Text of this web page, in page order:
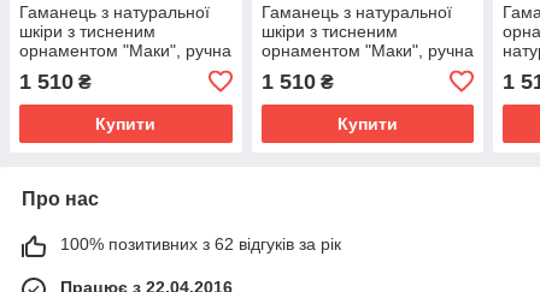
Гаманець з натуральної
шкіри з тисненим
орнаментом "Маки", ручна
кольору, 21х11
1 510 ₴
Купити
Гаманець з натуральної
шкіри з тисненим
орнаментом "Маки", ручна
робота, синього кольору,
21х11
1 510₴
Купити
1
Про нас
100% позитивних з 62 відгуків за рік
Працює з 22.04.2016